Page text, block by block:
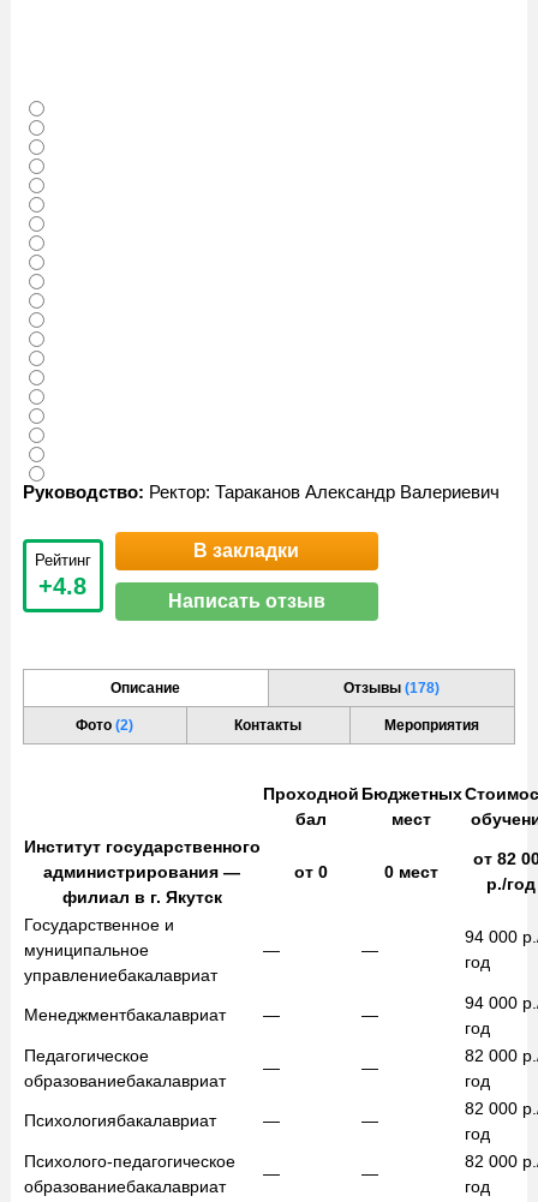
Руководство: Ректор: Тараканов Александр Валериевич
Рейтинг
+4.8
В закладки
Написать отзыв
Описание Отзывы (178)
Фото(2) Контакты Мероприятия
Проходной
бал
Бюджетных
мест
Институт государственного
администрирования —
филиал в г. Якутск
от0 0 мест
от82
р./год
Государственное и
муниципальное
управлениебакалавриат
— —
94 000
год
Менеджментбакалавриат — —
94 000
год
Педагогическое
образованиебакалавриат
— —
82 000
год
Психологиябакалавриат — —
82 000
год
Психолого-педагогическое
образованиебакалавриат
— —
82 000
год